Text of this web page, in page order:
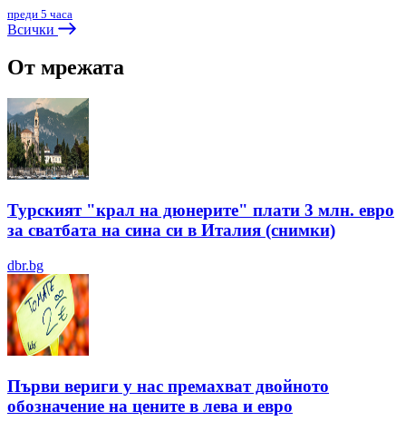
преди 5 часа
Всички
От мрежата
Турският "крал на дюнерите" плати 3 млн. евро
за сватбата на сина си в Италия (снимки)
dbr.bg
Първи вериги у нас премахват двойното
обозначение на цените в лева и евро